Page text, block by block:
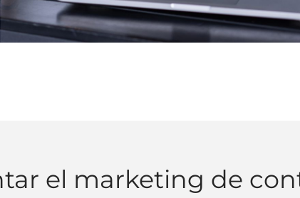
el marketing de